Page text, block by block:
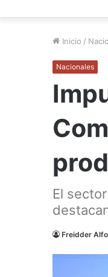
Inicio /
Nacionales
El
Freidder